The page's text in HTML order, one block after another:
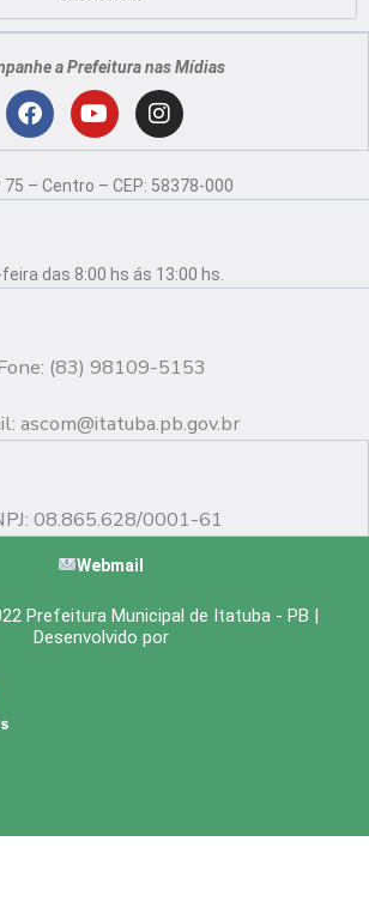
a Prefeitura nas Mídias
F
c
o
o
Y
u
b
e
I
n
s
g
r
75 – Centro – CEP: 58378-000
das 8:00 hs ás 13:00 hs.
(83) 98109-5153
ascom@itatuba.pb.gov.br
08.865.628/0001-61
Webmail
Prefeitura Municipal de Itatuba - PB |
Desenvolvido por